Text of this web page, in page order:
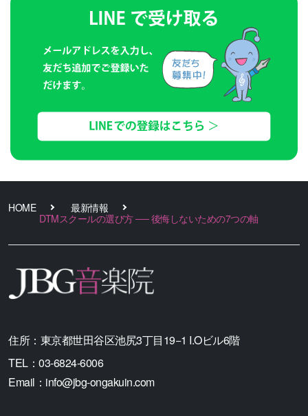
HOME
最新情報
DTMスクールの選び方 ── 後悔しないための7つの軸
住所： 東京都世田谷区池尻3丁目19−1 I.Oビル6階
TEL： 03-6824-6006
Email： info@jbg-ongakuin.com